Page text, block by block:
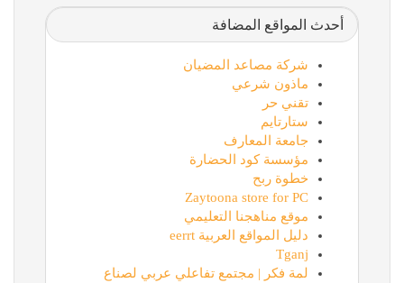
أحدث المواقع المضافة
شركة مصاعد المضيان
ماذون شرعي
تقني حر
ستارتايم
جامعة المعارف
مؤسسة كود الحضارة
خطوة ربح
Zaytoona store for PC
موقع مناهجنا التعليمي
دليل المواقع العربية eerrt
Tganj
لمة فكر | مجتمع تفاعلي عربي لصناع